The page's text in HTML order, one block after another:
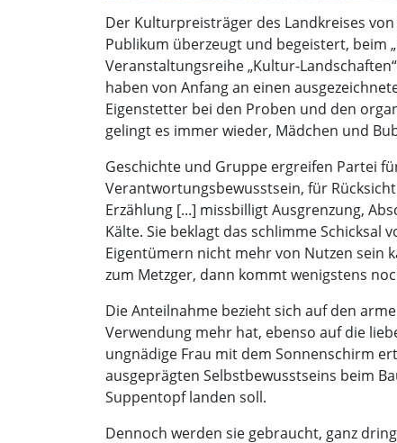
Der Kulturpreisträger des Landkreises
Publikum überzeugt und begeistert, beim
Veranstaltungsreihe „Kultur-
haben von Anfang an einen
Eigenstetter bei den Proben und den
gelingt es immer wieder, Mädchen und
Geschichte und Gruppe ergreifen Partei
Verantwortungsbewusstsein, für
Erzählung [...] missbilligt Ausgrenzung,
Kälte. Sie beklagt das schlimme Schicksal
Eigentümern nicht mehr von Nutzen sein
zum Metzger, dann kommt wenigstens
Die Anteilnahme bezieht sich auf den
Verwendung mehr hat, ebenso auf die
ungnädige Frau mit dem Sonnenschirm
ausgeprägten Selbstbewusstseins beim
Suppentopf landen soll.
Dennoch werden sie gebraucht, ganz